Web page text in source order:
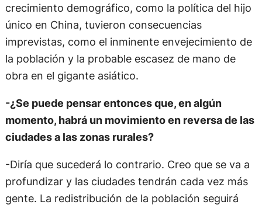
crecimiento demográfico, como la política del hijo
único en China, tuvieron consecuencias
imprevistas, como el inminente envejecimiento de
la población y la probable escasez de mano de
obra en el gigante asiático.
-¿Se puede pensar entonces que, en algún
momento, habrá un movimiento en reversa de las
ciudades a las zonas rurales?
-Diría que sucederá lo contrario. Creo que se va a
profundizar y las ciudades tendrán cada vez más
gente. La redistribución de la población seguirá